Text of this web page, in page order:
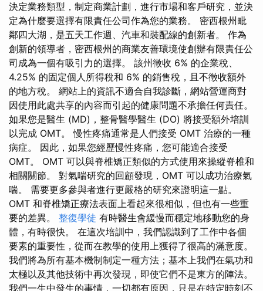
決定業務類型，制定商業計劃，進行市場和客戶研究，並決
定為什麼要選擇有限責任公司作為您的業務。 密西根州毗
鄰四大湖，是五天工作週、汽車和裝配線的創新者。 作為
創新的領導者，密西根州的商業友善環境使創辦有限責任公
司成為一個有吸引力的選擇。 該州徵收 6% 的企業稅、
4.25% 的固定個人所得稅和 6% 的銷售稅，且不徵收額外
的地方稅。 網站上的資訊不適合自我診斷，網站營運商對
因使用此處共享的內容而引起的健康問題不承擔任何責任。
如果您是醫生 (MD)，整骨醫學醫生 (DO) 將接受額外培訓
以完成 OMT。 慢性疼痛通常是人們接受 OMT 治療的一種
病症。 因此，如果您經歷慢性疼痛，您可能適合接受
OMT。 OMT 可以與脊椎矯正類似的方式使用來操縱脊椎和
相關關節。 對氣喘研究的回顧發現，OMT 可以成功治療氣
喘。 需要更多參與者進行更嚴格的研究來證明這一點。
OMT 和脊椎矯正療法表面上看起來很相似，但也有一些重
要的差異。 整復學徒 有時醫生會緩慢而穩定地移動您的身
體，有時很快。 在這次培訓中，我們認識到了工作中各個
要素的重要性，從而在教學的使用上獲得了很高的滿意度。
我們將為所有基本機制制定一種方法；基本上我們在氣功和
太極以及其他技術中再次發現，即使它們不是東方的陣法。
我們一生中發生的事情，一切都有原因，只是在特定時刻不